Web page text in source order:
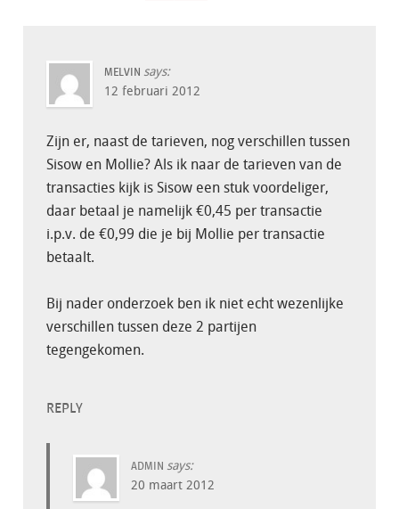
MELVIN says:
12 februari 2012
Zijn er, naast de tarieven, nog verschillen tussen
Sisow en Mollie? Als ik naar de tarieven van de
transacties kijk is Sisow een stuk voordeliger,
daar betaal je namelijk €0,45 per transactie
i.p.v. de €0,99 die je bij Mollie per transactie
betaalt.
Bij nader onderzoek ben ik niet echt wezenlijke
verschillen tussen deze 2 partijen
tegengekomen.
REPLY
ADMIN says:
20 maart 2012